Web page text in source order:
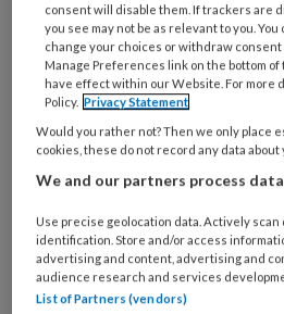
consent will disable them. If trackers are
you see may not be as relevant to you.
change your choices or withdraw consent
Manage Preferences link on the bottom of
have effect within our Website. For more
Policy. Privacy Statement
Would you rather not? Then we only place
cookies, these do not record any data about
We and our partners process
Use precise geolocation data. Actively
identification. Store and/or access
advertising and content, advertising and
audience research and services
List of Partners (vendors)